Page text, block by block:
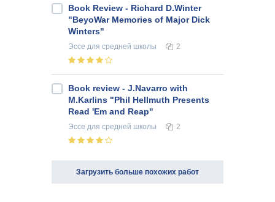
Book Review - Richard D.Winter
"BeyoWar Memories of Major Dick
Winters"
Эссе для средней школы 2
Book review - J.Navarro with
M.Karlins "Phil Hellmuth Presents
Read 'Em and Reap"
Эссе для средней школы 2
Загрузить больше похожих работ